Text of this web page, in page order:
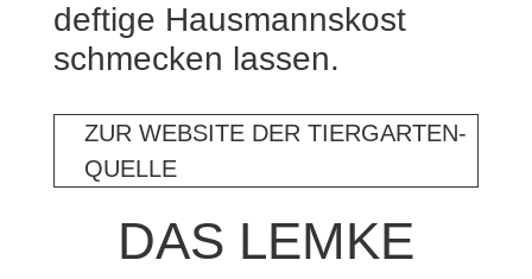
deftige Hausmannskost
schmecken lassen.
ZUR WEBSITE DER TIERGARTEN-
QUELLE
DAS LEMKE